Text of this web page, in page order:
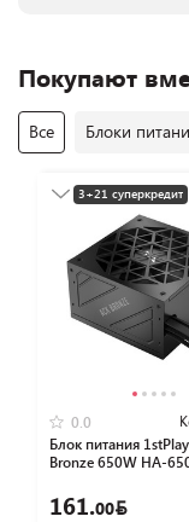
Покупают
Все Блоки
3+21 суперкредит
Разумная цена
0.0
Блок питания
Bronze 650W HA-
161.00